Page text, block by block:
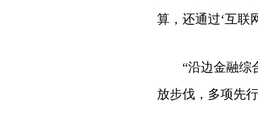
算，还通过‘互联
“沿边金融综合
放步伐，多项先